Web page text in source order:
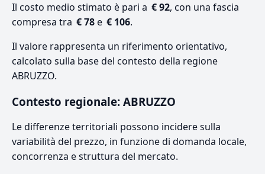
Il costo medio stimato è pari a € 92, con una fascia
compresa tra € 78e € 106.
Il valore rappresenta un riferimento orientativo,
calcolato sulla base del contesto della regione
ABRUZZO.
Contesto regionale: ABRUZZO
Le differenze territoriali possono incidere sulla
variabilità del prezzo, in funzione di domanda locale,
concorrenza e struttura del mercato.